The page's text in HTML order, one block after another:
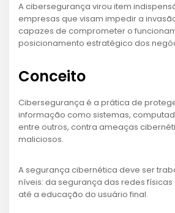
A cibersegurança virou item
empresas que visam impedir a
capazes de comprometer o
posicionamento estratégico dos
Conceito
Cibersegurança é a prática de
informação como sistemas,
entre outros, contra ameaças
maliciosos.
A segurança cibernética deve ser
níveis: da segurança das redes
até a educação do usuário final.